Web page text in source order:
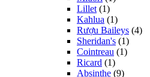
Lillet (1)
Kahlua (1)
Rượu Baileys (4)
Sheridan's (1)
Cointreau (1)
Ricard (1)
Absinthe (9)